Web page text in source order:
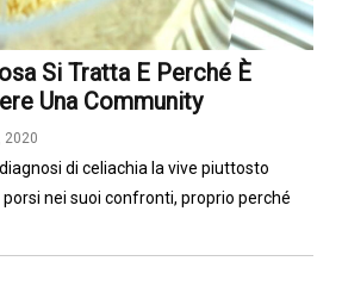
Si Tratta E Perché È
Una Community
2020
di celiachia la vive piuttosto
nei suoi confronti, proprio perché